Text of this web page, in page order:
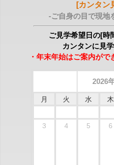
[カンタン
-ご自身の目で現地
ご見学希望日の[時
カンタンに見
・年末年始はご案内がで
2026
月 火 水 木
3
4 5 6